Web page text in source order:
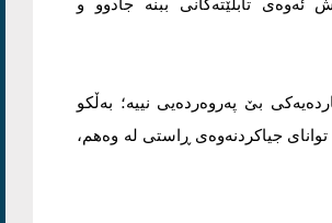
تابلێتەکانی ببنە جادوو و
بێ پەروەردەیی نییە؛ بەڵکو
توانای جیاکردنەوەی ڕاستی لە وەهم،